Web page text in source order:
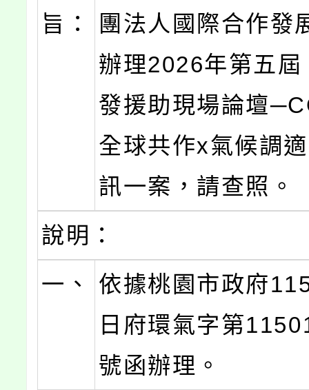
旨：
團法人國際合作發
辦理2026年第五屆
發援助現場論壇
全球共作x氣候調
訊一案，請查照。
說明：
一、
依據桃園市政府
日府環氣字第
號函辦理。